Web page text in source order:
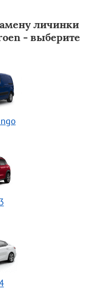
личинки
- выберите